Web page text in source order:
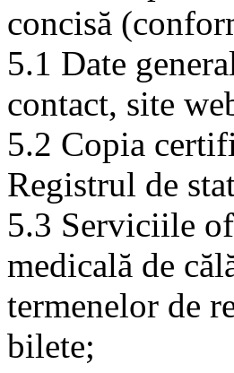
concisă
5.1 Date
contact, site
5.2 Copia
Registrul de
5.3 Serviciile
medicală de
termenelor de
bilete;